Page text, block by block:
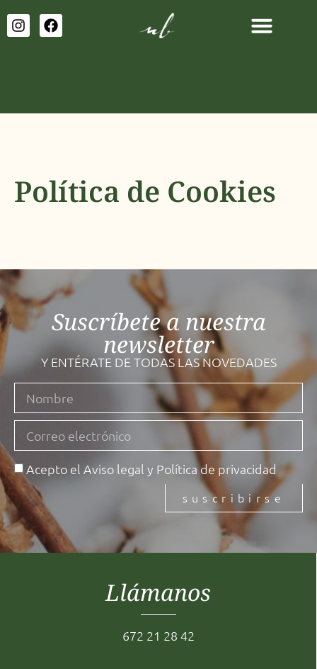
Política de Cookies
Suscríbete a nuestra
newsletter
Y ENTÉRATE DE TODAS LAS NOVEDADES
Acepto el Aviso legal y Política de privacidad
suscribirse
Llámanos
672 21 28 42